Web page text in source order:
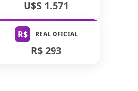
U$S 1.571
R$ REAL OFICIAL
R$ 293